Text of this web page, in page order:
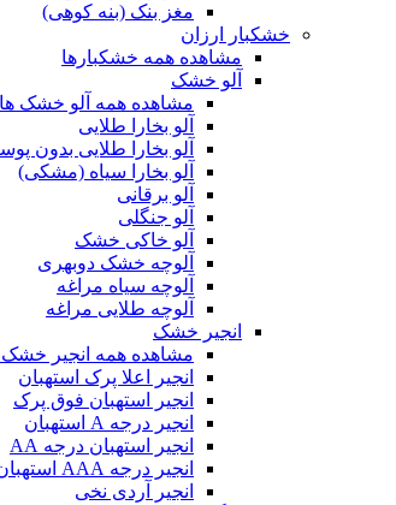
مغز بنک (بنه کوهی)
خشکبار ارزان
مشاهده همه خشکبارها
آلو خشک
مشاهده همه آلو خشک ها
آلو بخارا طلایی
آلو بخارا طلایی بدون
آلو بخارا سیاه (مشکی)
آلو برقانی
آلو جنگلی
آلو خاکی خشک
آلوچه خشک دوبهری
آلوچه سیاه مراغه
آلوچه طلایی مراغه
انجیر خشک
مشاهده همه انجیر خشک
انجیر اعلا پرک استهبان
انجیر استهبان فوق پرک
انجیر درجه A استهبان
انجیر استهبان درجه AA
انجیر درجه AAA استهبان
انجیر آردی نخی